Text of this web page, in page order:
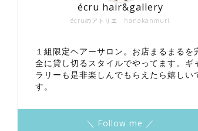
écruのアトリエ hanakanmuri
écru hair&gallery
１組限定ヘアーサロン。お店まるまるを
全に貸し切るスタイルでやってます。ギ
ラリーも是非楽しんでもらえたら嬉しい
す。
＼ Follow me ／